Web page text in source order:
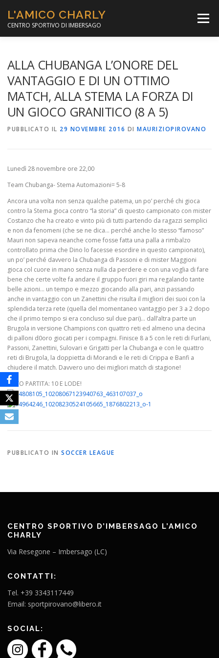
contenuto
L'AMICO CHARLY
CENTRO SPORTIVO DI IMBERSAGO
Menù
PER IL SOCIALE MINIBASKET
SCUOLA TENNIS
ALLA CHUBANGA L’ONORE DEL
VANTAGGIO E DI UN OTTIMO
MATCH, ALLA STEMA LA FORZA DI
UN GIOCO GRANITICO (8 A 5)
PUBBLICATO IL 29 NOVEMBRE 2016 DI MAURIZIOPIROVANO
Lunedì 28 novembre ore 22,00
Team Chubanga- Stema Automazioni= 5-8
Ancora una volta non senza qualche patema, un po’ perché chi gioca
contro la Stema gioca contro “la storia” di questo campionato con mister
Costanzo che ha creato e vinto più di tutti partendo da ragazzi semplici
e non da fenomeni (che se ne dica… perché anche lo stesso “famoso”
Mauri non sapeva neanche come fosse fatta una palla a rimbalzo
controllato prima che Dino lo facesse esordire in questo campionato),
un po’ perché davvero la Chubanga di Passoni e di mister Maggioni
gioca col cuore in mano senza nulla da perdere e con una voglia di fare
bene che certe volte fa andare il gruppo fuori giri ma regalando tante
belle azioni… un tempo e mezzo giocando alla pari, anzi passando
anche in vantaggio con un Zanettini che risulta il migliori dei suoi con la
splendida terza rete (quella del momentaneo vantaggio per 3 a 2 dopo
che il primo tempo si era concluso sul due pari)… dall’altra parte un
Brugola in versione Champions con quattro reti ed almeno una decina
di palloni d0oro giocati per i compagni. Finisce 8 a 5 con le reti di Furlani,
Passoni, Zanettini, Sulovari e Grigatti per la Chubanga e con le quattro
reti di Brugola, la doppietta di Morandi e le reti di Crippa e Banfi a
chiudere il match. Davvero uno dei migliori match di stagione!
VOTO PARTITA: 10 E LODE!
PUBBLICATO IN SOCCER LEAGUE
CENTRO SPORTIVO D’IMBERSAGO L’AMICO
CHARLY
Via Resegone – Imbersago (LC)
CONTATTI:
Tel. +39 3343117449
Email: sportpirovano@libero.it
SOCIAL: